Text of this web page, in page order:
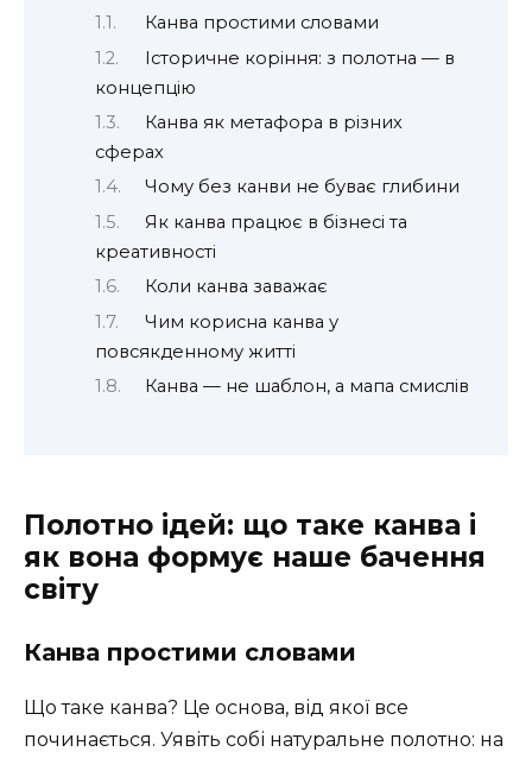
Канва простими словами
Історичне коріння: з полотна — в
концепцію
Канва як метафора в різних
сферах
Чому без канви не буває глибини
Як канва працює в бізнесі та
креативності
Коли канва заважає
Чим корисна канва у
повсякденному житті
Канва — не шаблон, а мапа смислів
Полотно ідей: що таке канва і
як вона формує наше бачення
світу
Канва простими словами
Що таке канва? Це основа, від якої все
починається. Уявіть собі натуральне полотно: на